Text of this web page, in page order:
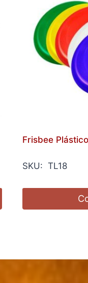
Frisbee Plástico
SKU: TL18